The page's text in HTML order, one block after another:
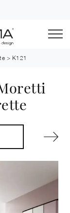
> K121